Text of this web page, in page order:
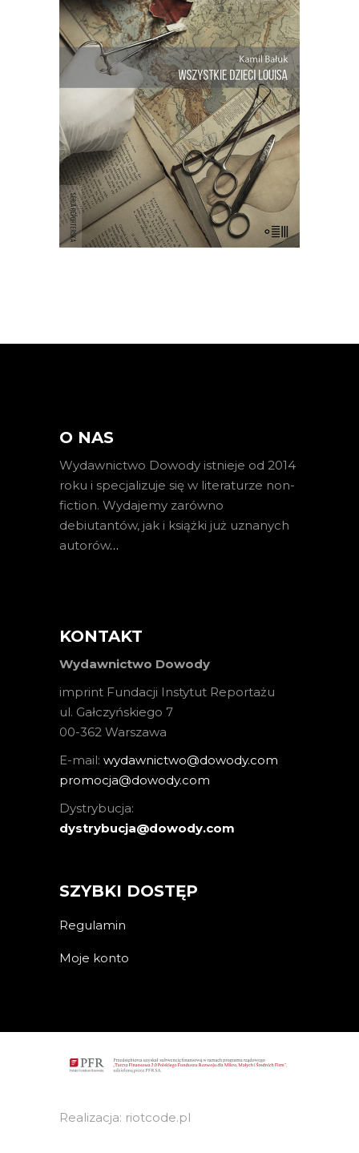
E-BOOK DO KOSZYKA
Trudna do uwierzenia opowieść z
małego kraju, gdzie żyją ponad dwie
setki braci i sióstr. Opowieść o lekarzu,
który chciał być Bogiem, i o
anonimowym dawcy nasienia, który
ukrywał tożsamość oraz genetyczną
tajemnicę…
O NAS
Wydawnictwo Dowody istnieje od 2014
roku i specjalizuje się w literaturze non-
fiction. Wydajemy zarówno
debiutantów, jak i książki już uznanych
autorów…
KONTAKT
Wydawnictwo Dowody
imprint Fundacji Instytut Reportażu
ul. Gałczyńskiego 7
00-362 Warszawa
E-mail: wydawnictwo@dowody.com
promocja@dowody.com
Dystrybucja:
dystrybucja@dowody.com
SZYBKI DOSTĘP
Regulamin
Moje konto
Realizacja: riotcode.pl